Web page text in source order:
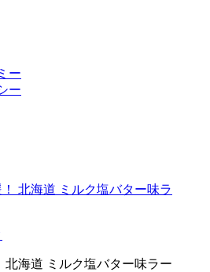
ー
ー
北海道 ミルク塩バター味ラー